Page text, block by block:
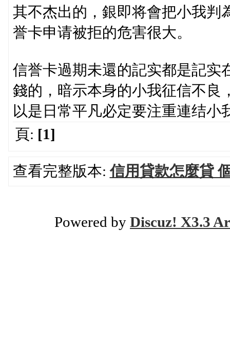
其不杰出的，銀即将會把小我判
誉卡申请被拒的危害很大。
信誉卡過期未還的記实都是記实
錢的，暗示本身的小我征信不良
以是日常平凡必定要注重連结
頁: [1]
查看完整版本:信用貸款怎麼貸
Powered by Discuz! X3.3